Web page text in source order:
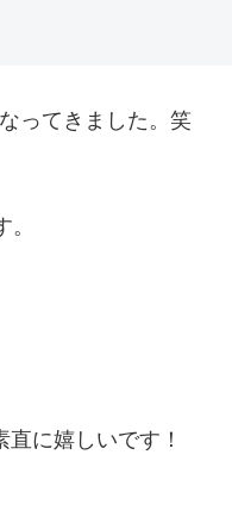
ってきました。笑
に嬉しいです！